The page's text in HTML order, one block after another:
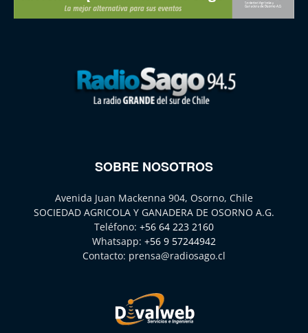
SOBRE NOSOTROS
Avenida Juan Mackenna 904, Osorno, Chile
SOCIEDAD AGRICOLA Y GANADERA DE OSORNO A.G.
Teléfono: +56 64 223 2160
Whatsapp: +56 9 57244942
Contacto: prensa@radiosago.cl